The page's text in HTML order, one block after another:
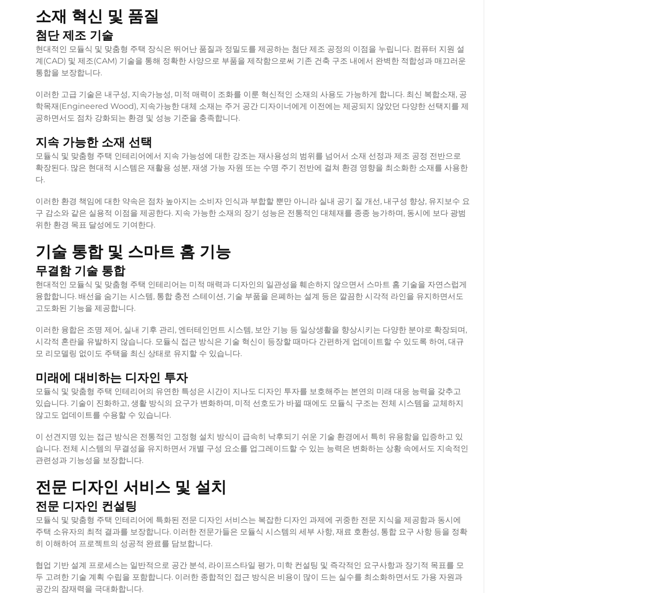
소재 혁신 및 품질
첨단 제조 기술
현대적인 모듈식 및 맞춤형 주택 장식은 뛰어난 품질과 정밀도를 제공하는 첨단 제조 공정의 이점을 누립니다. 컴퓨터 지원 설
계(CAD) 및 제조(CAM) 기술을 통해 정확한 사양으로 부품을 제작함으로써 기존 건축 구조 내에서 완벽한 적합성과 매끄러운
통합을 보장합니다.
이러한 고급 기술은 내구성, 지속가능성, 미적 매력이 조화를 이룬 혁신적인 소재의 사용도 가능하게 합니다. 최신 복합소재, 공
학목재(Engineered Wood), 지속가능한 대체 소재는 주거 공간 디자이너에게 이전에는 제공되지 않았던 다양한 선택지를 제
공하면서도 점차 강화되는 환경 및 성능 기준을 충족합니다.
지속 가능한 소재 선택
모듈식 및 맞춤형 주택 인테리어에서 지속 가능성에 대한 강조는 재사용성의 범위를 넘어서 소재 선정과 제조 공정 전반으로
확장된다. 많은 현대적 시스템은 재활용 성분, 재생 가능 자원 또는 수명 주기 전반에 걸쳐 환경 영향을 최소화한 소재를 사용한
다.
이러한 환경 책임에 대한 약속은 점차 높아지는 소비자 인식과 부합할 뿐만 아니라 실내 공기 질 개선, 내구성 향상, 유지보수 요
구 감소와 같은 실용적 이점을 제공한다. 지속 가능한 소재의 장기 성능은 전통적인 대체재를 종종 능가하며, 동시에 보다 광범
위한 환경 목표 달성에도 기여한다.
기술 통합 및 스마트 홈 기능
무결함 기술 통합
현대적인 모듈식 및 맞춤형 주택 인테리어는 미적 매력과 디자인의 일관성을 훼손하지 않으면서 스마트 홈 기술을 자연스럽게
융합합니다. 배선을 숨기는 시스템, 통합 충전 스테이션, 기술 부품을 은폐하는 설계 등은 깔끔한 시각적 라인을 유지하면서도
고도화된 기능을 제공합니다.
이러한 융합은 조명 제어, 실내 기후 관리, 엔터테인먼트 시스템, 보안 기능 등 일상생활을 향상시키는 다양한 분야로 확장되며,
시각적 혼란을 유발하지 않습니다. 모듈식 접근 방식은 기술 혁신이 등장할 때마다 간편하게 업데이트할 수 있도록 하여, 대규
모 리모델링 없이도 주택을 최신 상태로 유지할 수 있습니다.
미래에 대비하는 디자인 투자
모듈식 및 맞춤형 주택 인테리어의 유연한 특성은 시간이 지나도 디자인 투자를 보호해주는 본연의 미래 대응 능력을 갖추고
있습니다. 기술이 진화하고, 생활 방식의 요구가 변화하며, 미적 선호도가 바뀔 때에도 모듈식 구조는 전체 시스템을 교체하지
않고도 업데이트를 수용할 수 있습니다.
이 선견지명 있는 접근 방식은 전통적인 고정형 설치 방식이 급속히 낙후되기 쉬운 기술 환경에서 특히 유용함을 입증하고 있
습니다. 전체 시스템의 무결성을 유지하면서 개별 구성 요소를 업그레이드할 수 있는 능력은 변화하는 상황 속에서도 지속적인
관련성과 기능성을 보장합니다.
전문 디자인 서비스 및 설치
전문 디자인 컨설팅
모듈식 및 맞춤형 주택 인테리어에 특화된 전문 디자인 서비스는 복잡한 디자인 과제에 귀중한 전문 지식을 제공함과 동시에
주택 소유자의 최적 결과를 보장합니다. 이러한 전문가들은 모듈식 시스템의 세부 사항, 재료 호환성, 통합 요구 사항 등을 정확
히 이해하여 프로젝트의 성공적 완료를 담보합니다.
협업 기반 설계 프로세스는 일반적으로 공간 분석, 라이프스타일 평가, 미학 컨설팅 및 즉각적인 요구사항과 장기적 목표를 모
두 고려한 기술 계획 수립을 포함합니다. 이러한 종합적인 접근 방식은 비용이 많이 드는 실수를 최소화하면서도 가용 자원과
공간의 잠재력을 극대화합니다.